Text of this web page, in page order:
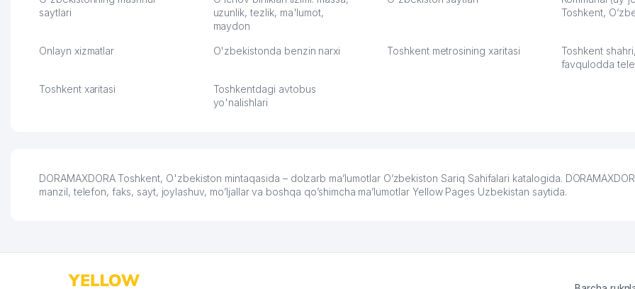
Рекомендую этот колл-
Vip Brand 31.07.2026 11:43:39
Выгодное дело и
спокойное.
saytlari
uzunlik, tezlik, ma'lumot,
maydon
Toshkent,
Onlayn xizmatlar O'zbekistonda benzin narxi Toshkent metrosining xaritasi
Toshkent
favqulodda
Toshkent xaritasi
Toshkentdagi avtobus
yo'nalishlari
DORAMAXDORA Toshkent, O'zbekiston mintaqasida – dolzarb ma’lumotlar O’zbekiston Sariq Sahifalari katalogida.
manzil, telefon, faks, sayt, joylashuv, mo’ljallar va boshqa qo’shimcha ma’lumotlar Yellow Pages Uzbekistan saytida.